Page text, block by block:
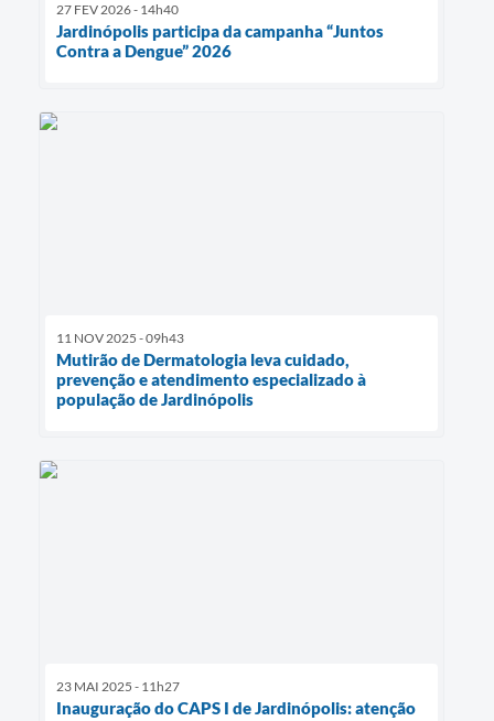
27 FEV 2026 - 14h40
Jardinópolis participa da campanha “Juntos
Contra a Dengue” 2026
11 NOV 2025 - 09h43
Mutirão de Dermatologia leva cuidado,
prevenção e atendimento especializado à
população de Jardinópolis
23 MAI 2025 - 11h27
Inauguração do CAPS I de Jardinópolis: atenção